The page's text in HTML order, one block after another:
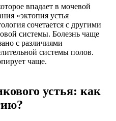
впадает в мочевой
«эктопия устья
сочетается с другими
системы. Болезнь чаще
с различиями
системы полов.
чаще.
устья: как